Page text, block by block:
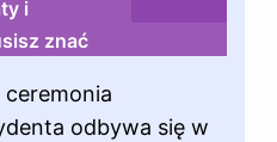
i
znać
odbywa się w